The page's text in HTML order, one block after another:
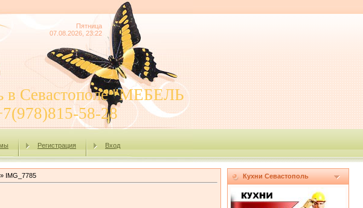
Пятница
07.08.2026, 23:22
в Севастополе "МЕБЕЛЬ
58-28
Регистрация Вход
IMG_7785 Кухни Севастополь